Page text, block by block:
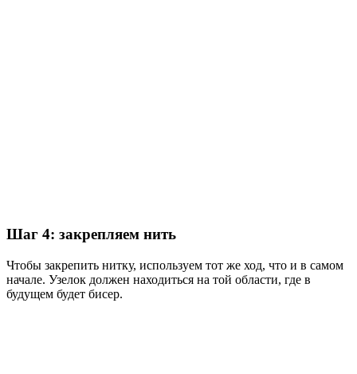
Шаг 4: закрепляем нить
Чтобы закрепить нитку, используем тот же ход, что и в самом
начале. Узелок должен находиться на той области, где в
будущем будет бисер.